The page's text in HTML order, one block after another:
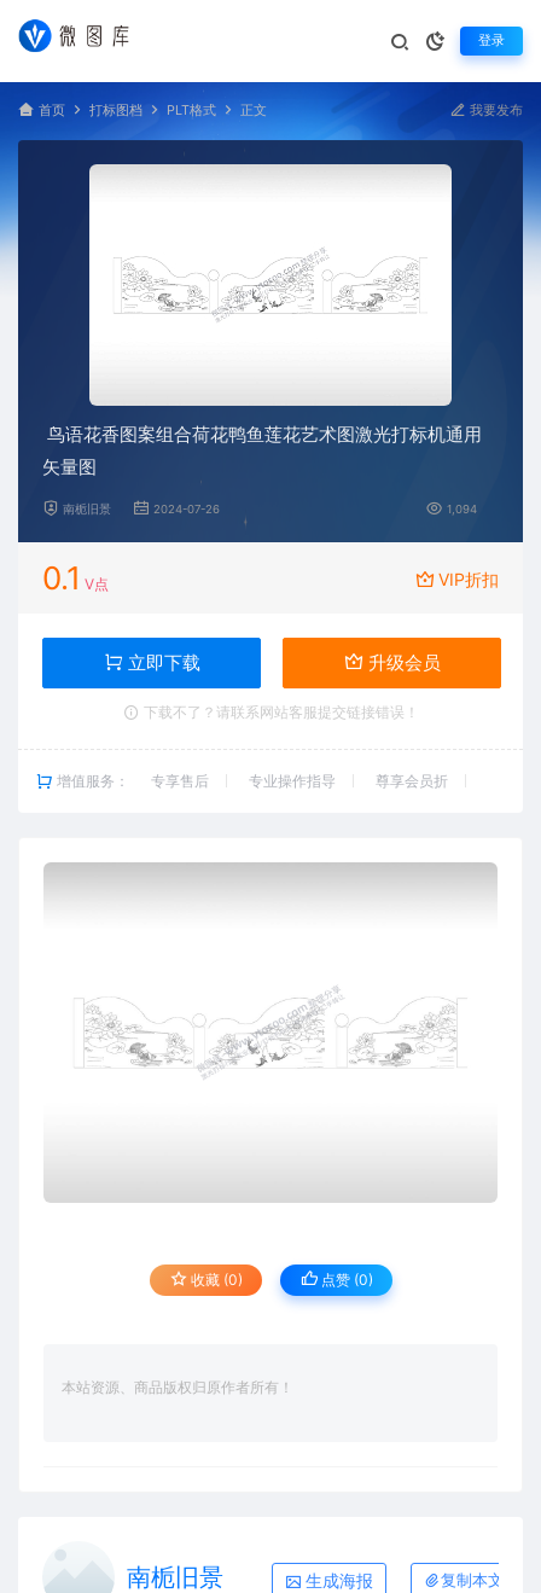
登录
首页 打标图档 PLT格式 正文 我要发布
鸟语花香图案组合荷花鸭鱼莲花艺术图激光打标机通用
矢量图
南栀旧景 2024-07-26 1,094
0.1 V点 VIP折扣
立即下载 升级会员
下载不了？请联系网站客服提交链接错误！
增值服务： 专享售后 专业操作指导 尊享会员折
收藏 (0) 点赞 (0)
本站资源、商品版权归原作者所有！
南栀旧景 生成海报 复制本文链接